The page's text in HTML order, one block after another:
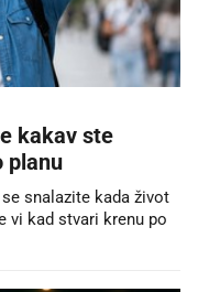
kakav ste
planu
snalazite kada život
vi kad stvari krenu po